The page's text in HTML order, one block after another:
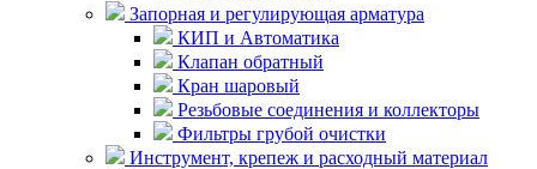
Запорная и регулирующая арматура
КИП и Автоматика
Клапан обратный
Кран шаровый
Резьбовые соединения и коллекторы
Фильтры грубой очистки
Инструмент, крепеж и расходный материал